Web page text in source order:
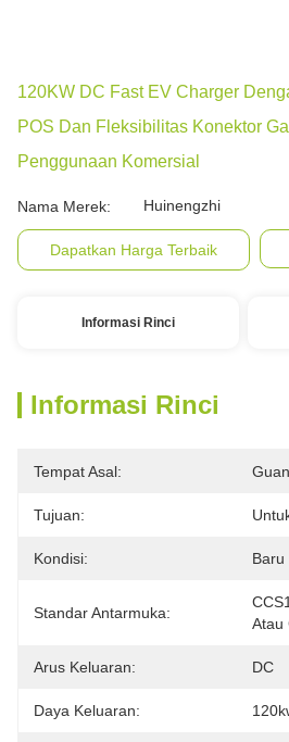
120KW DC Fast EV Charger
POS Dan Fleksibilitas Konektor
Penggunaan Komersial
Nama Merek: Huinengzhi
Dapatkan Harga Terbaik
Informasi Rinci
Informasi Rinci
Tempat Asal:
Tujuan:
Kondisi: Baru
Standar Antarmuka:
Atau
Arus Keluaran: DC
Daya Keluaran: